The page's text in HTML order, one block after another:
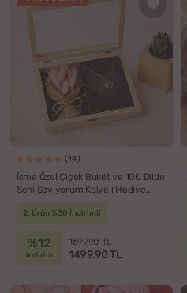
(14)
İsme Özel Çiçek Buket ve 100 Dilde
Seni Seviyorum Kolyeli Hediye
2. Ürün %30 İndirimli
%12
indirim
1699.90 TL
1499.90 TL